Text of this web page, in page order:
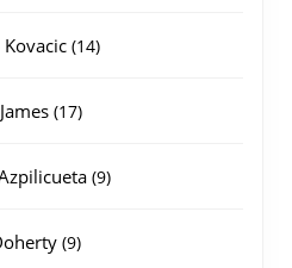
1414
1717
99
99